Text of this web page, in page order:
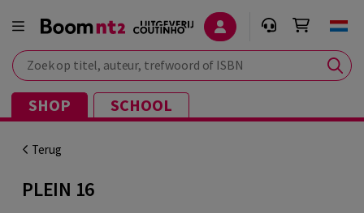
Zoek op titel, auteur, trefwoord of ISBN
SHOP SCHOOL
Terug
PLEIN 16